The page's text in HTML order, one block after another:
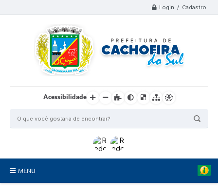
Login / Cadastro
Acessibilidade
MENU